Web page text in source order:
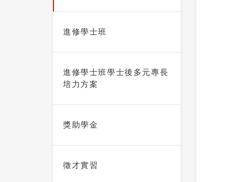
進修學士班
進修學士班學士後多元專長
培力方案
獎助學金
徵才實習